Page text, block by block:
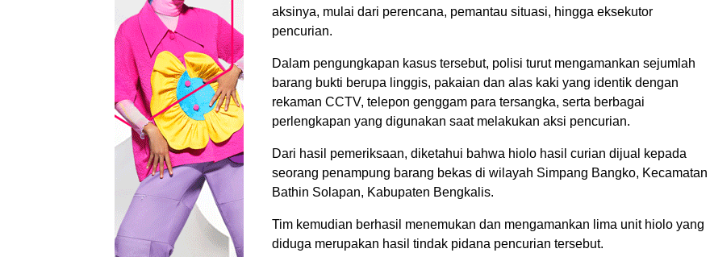
aksinya, mulai dari perencana, pemantau situasi, hingga eksekutor
pencurian.
Dalam pengungkapan kasus tersebut, polisi turut mengamankan sejumlah
barang bukti berupa linggis, pakaian dan alas kaki yang identik dengan
rekaman CCTV, telepon genggam para tersangka, serta berbagai
perlengkapan yang digunakan saat melakukan aksi pencurian.
Dari hasil pemeriksaan, diketahui bahwa hiolo hasil curian dijual kepada
seorang penampung barang bekas di wilayah Simpang Bangko, Kecamatan
Bathin Solapan, Kabupaten Bengkalis.
Tim kemudian berhasil menemukan dan mengamankan lima unit hiolo yang
diduga merupakan hasil tindak pidana pencurian tersebut.